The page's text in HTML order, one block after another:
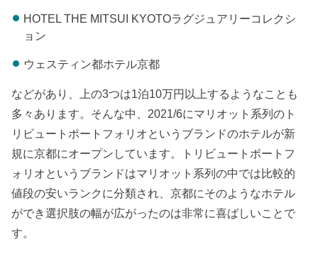
HOTEL THE MITSUI KYOTOラグジュアリーコレクシ
ョン
ウェスティン都ホテル京都
などがあり、上の3つは1泊10万円以上するようなことも
多々あります。そんな中、2021/6にマリオット系列のト
リビュートポートフォリオというブランドのホテルが新
規に京都にオープンしています。トリビュートポートフ
ォリオというブランドはマリオット系列の中では比較的
値段の安いランクに分類され、京都にそのようなホテル
ができ選択肢の幅が広がったのは非常に喜ばしいことで
す。